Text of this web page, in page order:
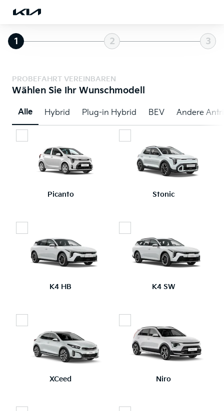
1 2 3
PROBEFAHRT VEREINBAREN
Wählen Sie Ihr Wunschmodell
Alle Hybrid Plug-in Hybrid BEV Andere
Picanto Stonic
K4 HB K4 SW
XCeed Niro